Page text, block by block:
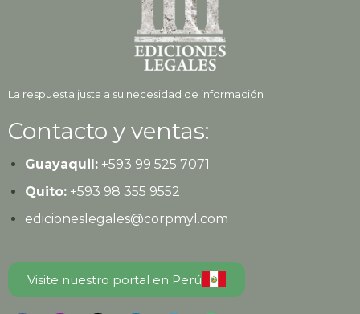
La respuesta justa a su necesidad de información
Contacto y ventas:
Guayaquil:+593 99 525 7071
Quito:+593 98 355 9552
edicioneslegales@corpmyl.com
Visite nuestro portal en Perú